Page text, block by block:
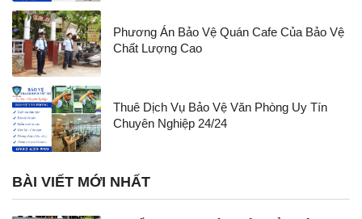
Phương Án Bảo Vệ Quán Cafe Của Bảo Vệ
Chất Lượng Cao
Thuê Dịch Vụ Bảo Vệ Văn Phòng Uy Tín
Chuyên Nghiệp 24/24
BÀI VIẾT MỚI NHẤT